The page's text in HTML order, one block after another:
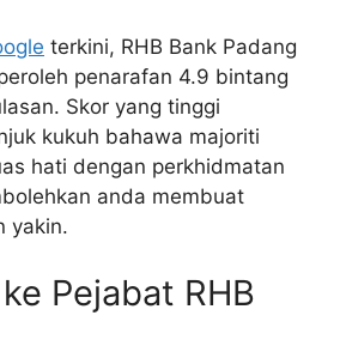
terkini, RHB Bank Padang
penarafan 4.9 bintang
Skor yang tinggi
kukuh bahawa majoriti
hati dengan perkhidmatan
anda membuat
yakin.
Pejabat RHB